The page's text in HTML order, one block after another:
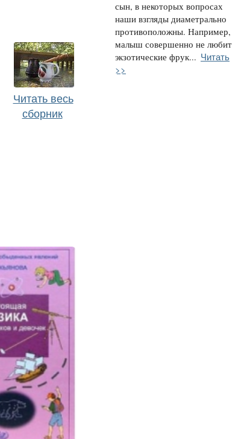
Читать весь
сборник
сын, в некоторых вопросах
наши взгляды диаметрально
противоположны. Например,
малыш совершенно не любит
экзотические фрук... Читать
>>